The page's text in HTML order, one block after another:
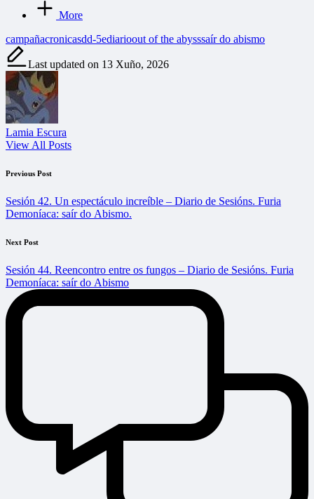
More
Tags:
campañacronicasdd-5ediarioout of the abysssaír do abismo
Last updated on 13 Xuño, 2026
Lamia Escura
View All Posts
Post
navigation
Previous Post
Sesión 42. Un espectáculo increíble – Diario de Sesións. Furia
Demoníaca: saír do Abismo.
Next Post
Sesión 44. Reencontro entre os fungos – Diario de Sesións. Furia
Demoníaca: saír do Abismo